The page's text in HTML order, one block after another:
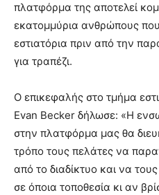
πλατφόρμα της αποτελεί
εκατομμύρια ανθρώπους που
εστιατόρια πριν από την
για τραπέζι.
Ο επικεφαλής στο τμήμα
Evan Becker δήλωσε: «Η
στην πλατφόρμα μας θα
τρόπο τους πελάτες να
από το διαδίκτυο και να
σε όποια τοποθεσία κι αν